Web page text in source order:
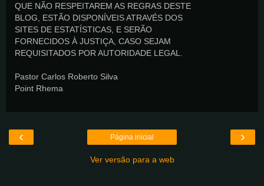
QUE NÃO RESPEITAREM AS REGRAS DESTE
BLOG, ESTÃO DISPONÍVEIS ATRAVÉS DOS
SITES DE ESTATÍSTICAS, E SERÃO
FORNECIDOS À JUSTIÇA, CASO SEJAM
REQUISITADOS POR AUTORIDADE LEGAL.
Pastor Carlos Roberto Silva
Point Rhema
‹ ›
Página inicial
Ver versão para a web